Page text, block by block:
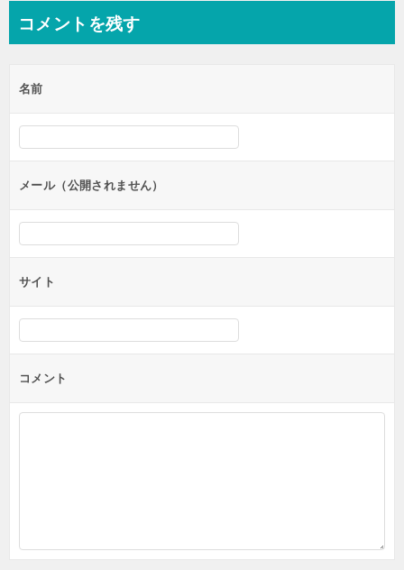
ビ
ー
シ
ン
コメントを残す
名前
メール（公開されません）
サイト
コメント